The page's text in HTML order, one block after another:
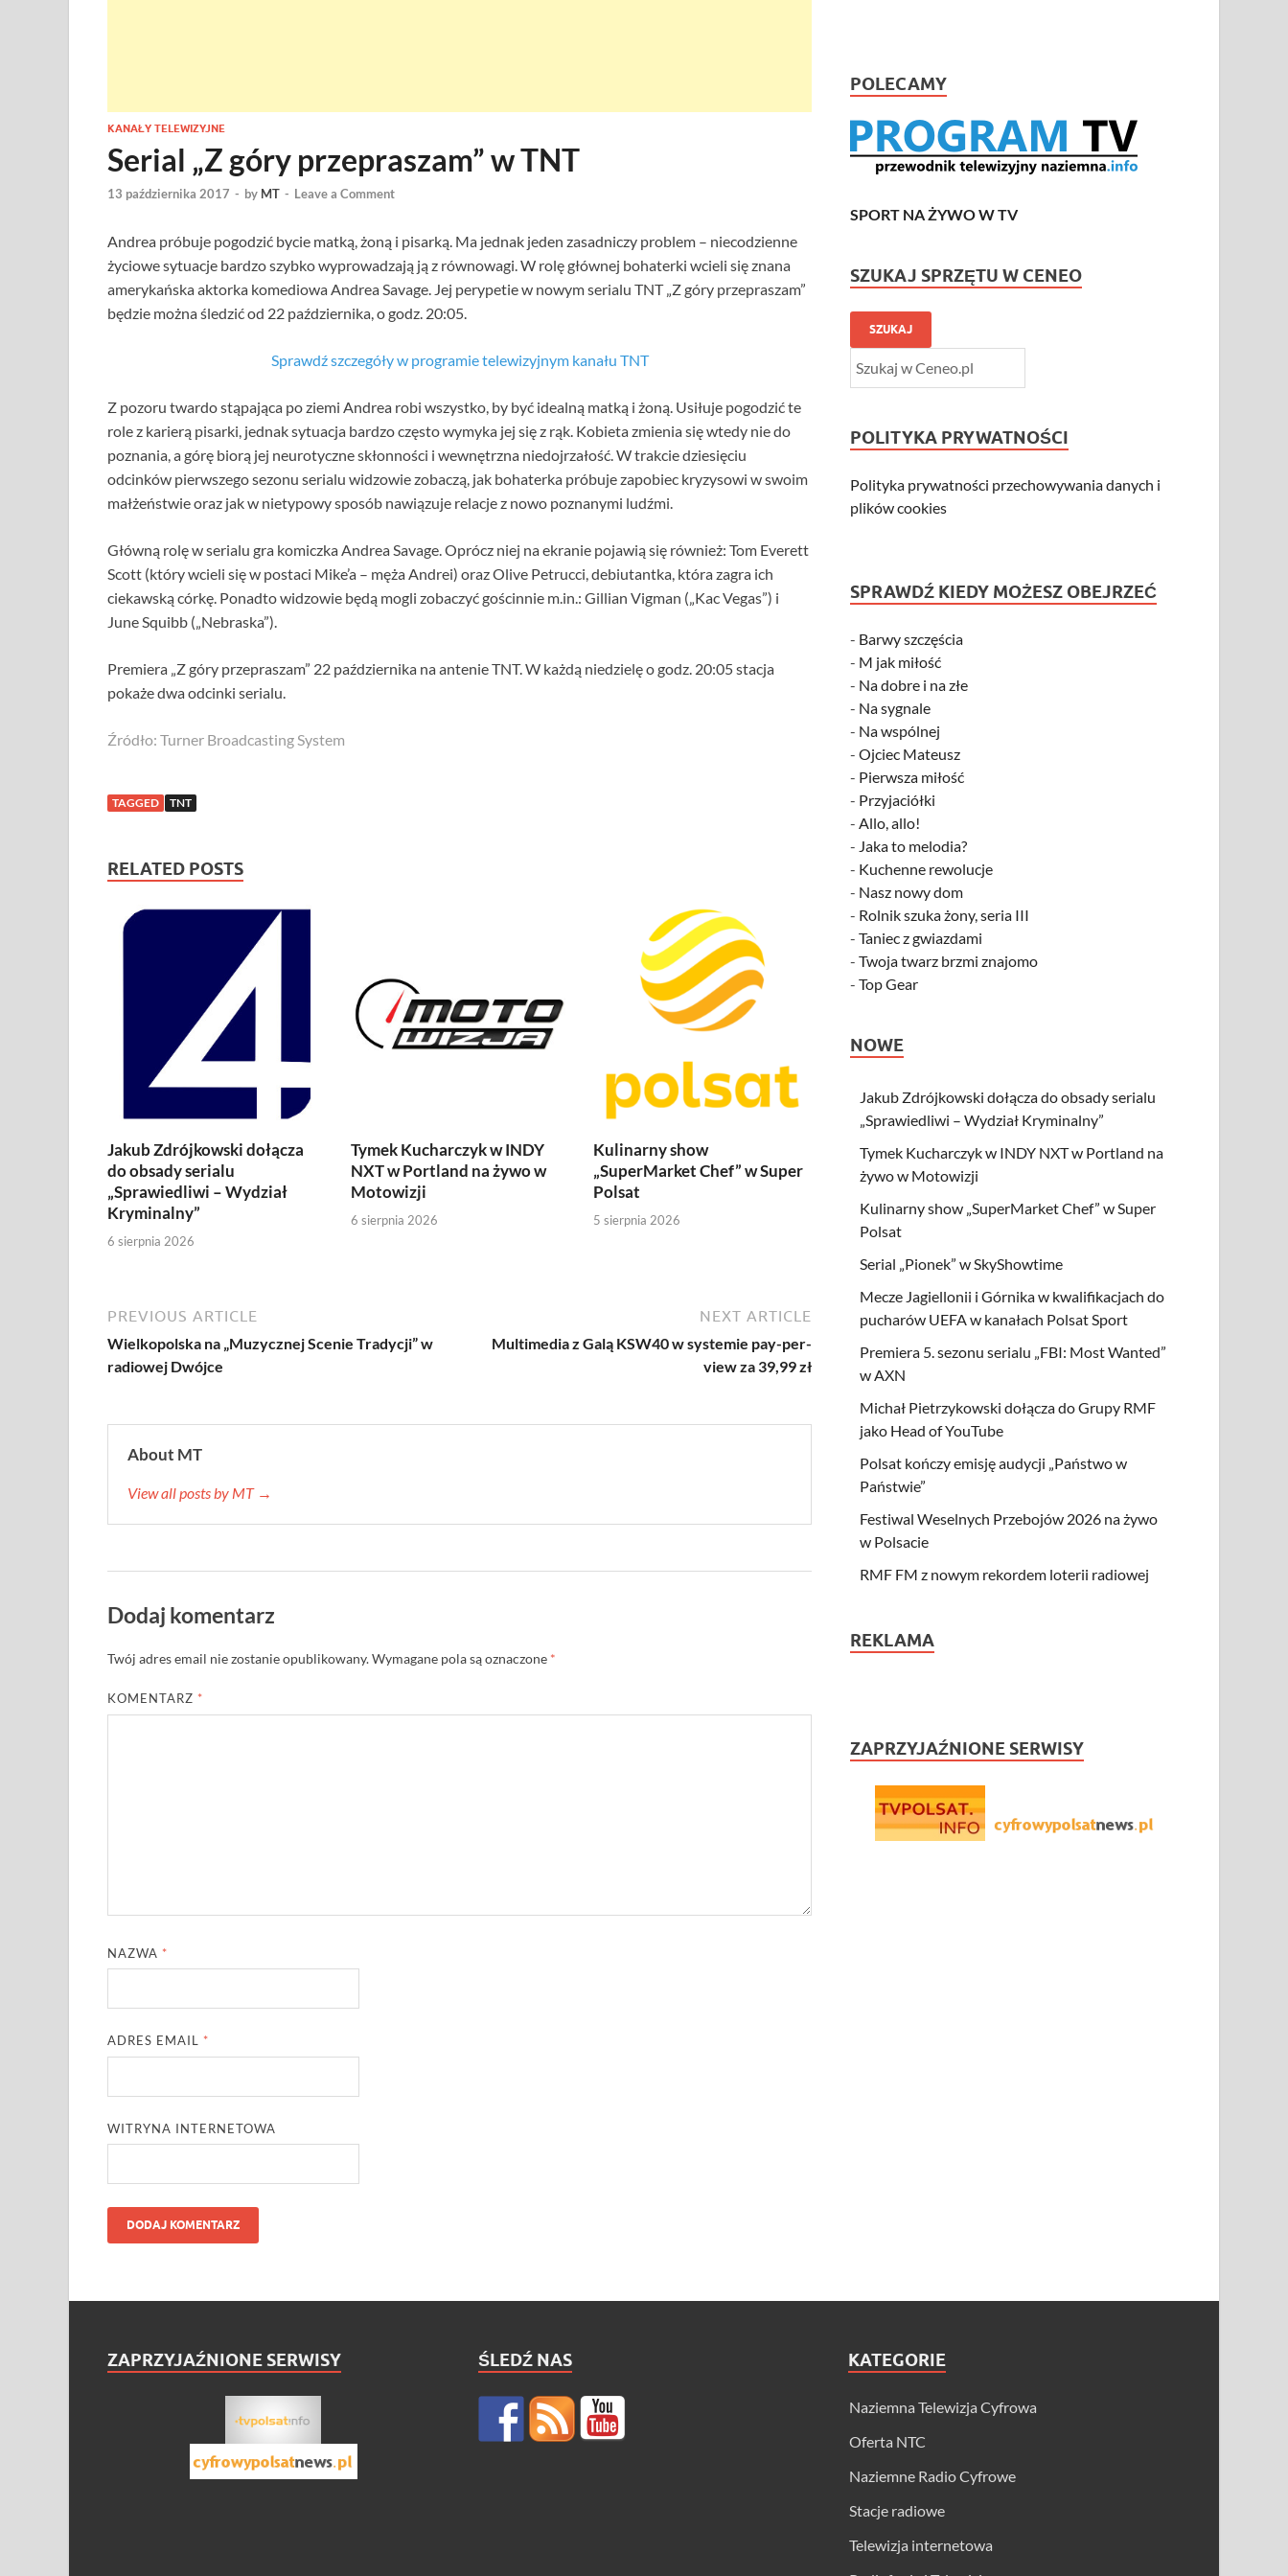
KANAŁY TELEWIZYJNE
Serial „Z góry przepraszam” w TNT
13 października 2017 - by MT - Leave a Comment
Andrea próbuje pogodzić bycie matką, żoną i pisarką. Ma jednak jeden zasadniczy problem – niecodzienne
życiowe sytuacje bardzo szybko wyprowadzają ją z równowagi. W rolę głównej bohaterki wcieli się znana
amerykańska aktorka komediowa Andrea Savage. Jej perypetie w nowym serialu TNT „Z góry przepraszam”
będzie można śledzić od 22 października, o godz. 20:05.
Sprawdź szczegóły w programie telewizyjnym kanału TNT
Z pozoru twardo stąpająca po ziemi Andrea robi wszystko, by być idealną matką i żoną. Usiłuje pogodzić te
role z karierą pisarki, jednak sytuacja bardzo często wymyka jej się z rąk. Kobieta zmienia się wtedy nie do
poznania, a górę biorą jej neurotyczne skłonności i wewnętrzna niedojrzałość. W trakcie dziesięciu
odcinków pierwszego sezonu serialu widzowie zobaczą, jak bohaterka próbuje zapobiec kryzysowi w swoim
małżeństwie oraz jak w nietypowy sposób nawiązuje relacje z nowo poznanymi ludźmi.
Główną rolę w serialu gra komiczka Andrea Savage. Oprócz niej na ekranie pojawią się również: Tom Everett
Scott (który wcieli się w postaci Mike’a – męża Andrei) oraz Olive Petrucci, debiutantka, która zagra ich
ciekawską córkę. Ponadto widzowie będą mogli zobaczyć gościnnie m.in.: Gillian Vigman („Kac Vegas”) i
June Squibb („Nebraska”).
Premiera „Z góry przepraszam” 22 października na antenie TNT. W każdą niedzielę o godz. 20:05 stacja
pokaże dwa odcinki serialu.
Źródło: Turner Broadcasting System
TAGGED TNT
RELATED POSTS
Jakub Zdrójkowski dołącza
do obsady serialu
„Sprawiedliwi – Wydział
Kryminalny”
6 sierpnia 2026
Tymek Kucharczyk w INDY
NXT w Portland na żywo w
Motowizji
6 sierpnia 2026
Kulinarny show
„SuperMarket Chef” w Super
Polsat
5 sierpnia 2026
PREVIOUS ARTICLE
Wielkopolska na „Muzycznej Scenie Tradycji” w
radiowej Dwójce
NEXT ARTICLE
Multimedia z Galą KSW40 w systemie pay-per-
view za 39,99 zł
About MT
View all posts by MT →
Dodaj komentarz
Twój adres email nie zostanie opublikowany.Wymagane pola są oznaczone *
KOMENTARZ *
NAZWA *
ADRES EMAIL *
WITRYNA INTERNETOWA
POLECAMY
SPORT NA ŻYWO W TV
SZUKAJ SPRZĘTU W CENEO
SZUKAJ
POLITYKA PRYWATNOŚCI
Polityka prywatności przechowywania danych i
plików cookies
SPRAWDŹ KIEDY MOŻESZ OBEJRZEĆ
- Barwy szczęścia
- M jak miłość
- Na dobre i na złe
- Na sygnale
- Na wspólnej
-Ojciec Mateusz
- Pierwsza miłość
- Przyjaciółki
-Allo, allo!
- Jaka to melodia?
- Kuchenne rewolucje
- Nasz nowy dom
- Rolnik szuka żony, seria III
-Taniec z gwiazdami
-Twoja twarz brzmi znajomo
-Top Gear
NOWE
Jakub Zdrójkowski dołącza do obsady serialu
„Sprawiedliwi – Wydział Kryminalny”
Tymek Kucharczyk w INDY NXT w Portland na
żywo w Motowizji
Kulinarny show „SuperMarket Chef” w Super
Polsat
Serial „Pionek” w SkyShowtime
Mecze Jagiellonii i Górnika w kwalifikacjach do
pucharów UEFA w kanałach Polsat Sport
Premiera 5. sezonu serialu „FBI: Most Wanted”
w AXN
Michał Pietrzykowski dołącza do Grupy RMF
jako Head of YouTube
Polsat kończy emisję audycji „Państwo w
Państwie”
Festiwal Weselnych Przebojów 2026 na żywo
w Polsacie
RMF FM z nowym rekordem loterii radiowej
REKLAMA
ZAPRZYJAŹNIONE SERWISY
ZAPRZYJAŹNIONE SERWISY ŚLEDŹ NAS KATEGORIE
Naziemna Telewizja Cyfrowa
Oferta NTC
Naziemne Radio Cyfrowe
Stacje radiowe
Telewizja internetowa